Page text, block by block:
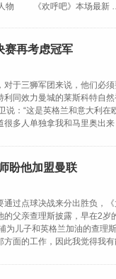
人物 《欢呼吧》本场最
赛再考虑冠军
于三狮军团来说，他们必须
利同效力曼城的莱斯科特自
“这是英格兰和意大利在
很多人单独拿我和马里奥出
盼他加盟曼联
过点球决战来分出胜负，《
的父亲查理斯披露，早在2
子和英格兰加油的查理斯
方面的工作，因此我觉得我